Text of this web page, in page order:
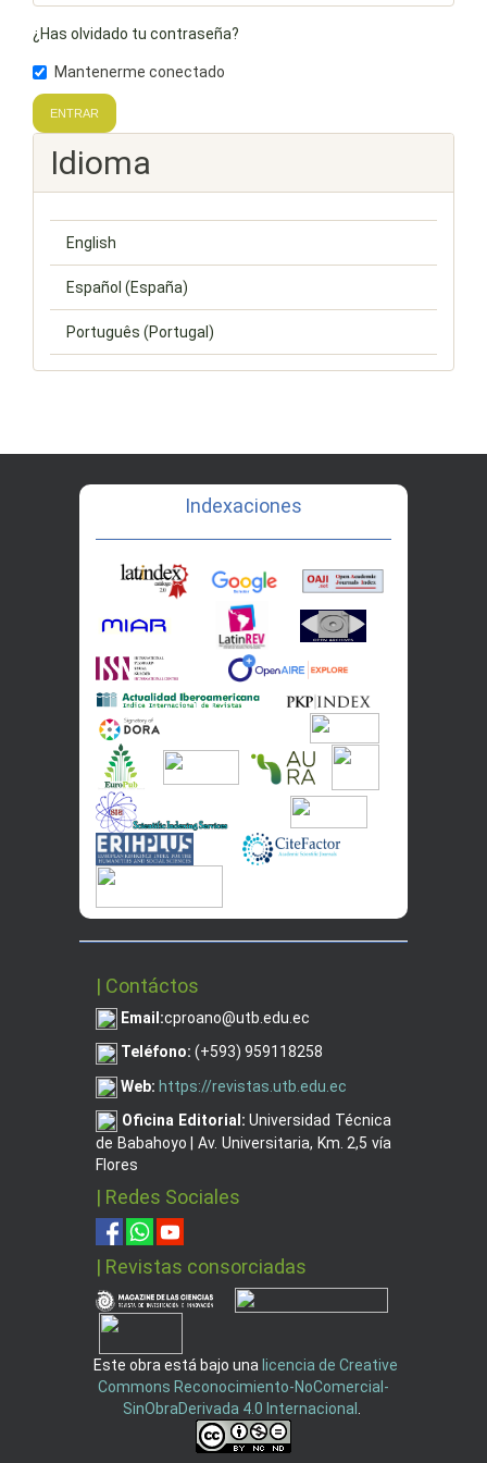
¿Has olvidado tu contraseña?
Mantenerme conectado
ENTRAR
Idioma
English
Español (España)
Português (Portugal)
Indexaciones
| Contáctos
Email:cproano@utb.edu.ec
Teléfono: (+593) 959118258
Web: https://revistas.utb.edu.ec
Oficina Editorial:Universidad Técnica
de Babahoyo | Av. Universitaria, Km. 2,5 vía
Flores
| Redes Sociales
| Revistas consorciadas
Este obra está bajo una licencia de Creative
Commons Reconocimiento-NoComercial-
SinObraDerivada 4.0 Internacional